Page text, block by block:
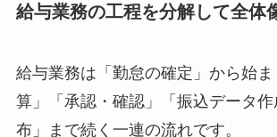
給与業務の工程を分解して全体
給与業務は「勤怠の確定」から始
算」「承認・確認」「振込データ
布」まで続く一連の流れです。